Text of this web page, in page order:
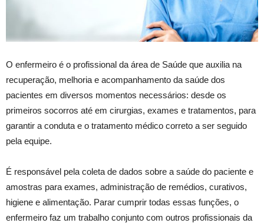
O enfermeiro é o profissional da área de Saúde que auxilia na
recuperação, melhoria e acompanhamento da saúde dos
pacientes em diversos momentos necessários: desde os
primeiros socorros até em cirurgias, exames e tratamentos, para
garantir a conduta e o tratamento médico correto a ser seguido
pela equipe.
É responsável pela coleta de dados sobre a saúde do paciente e
amostras para exames, administração de remédios, curativos,
higiene e alimentação. Parar cumprir todas essas funções, o
enfermeiro faz um trabalho conjunto com outros profissionais da